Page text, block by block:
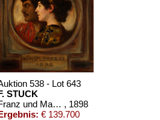
538 - Lot 643
STUCK
Franz und Mary Stuck – Künstlerfest , 1898
€ 139.700